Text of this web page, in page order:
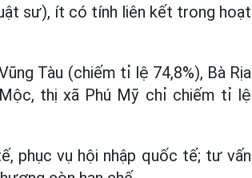
sư), ít có tính liên kết trong hoạt
Tàu (chiếm tỉ lệ 74,8%), Bà Rịa
thị xã Phú Mỹ chỉ chiếm tỉ lệ
phục vụ hội nhập quốc tế; tư vấn